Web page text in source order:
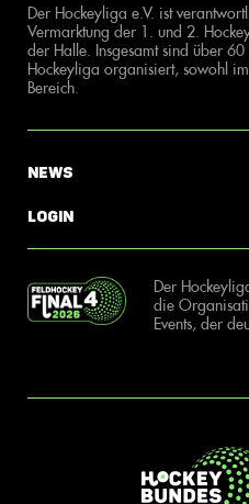
Der Hockeyliga e.V. ist
Vermarktung der 1. und 2.
der Halle. Insgesamt sind über
Hockeyliga organisiert, sowohl
Bereich.
News
Login
Der
die
Events, der